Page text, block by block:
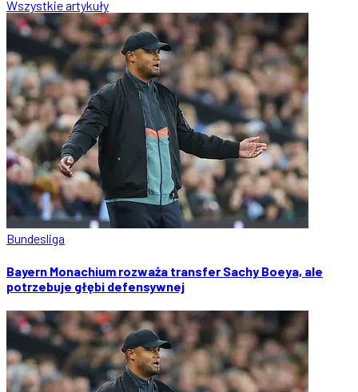
Wszystkie artykuły
Bundesliga
Bayern Monachium rozważa transfer Sachy Boeya, ale
potrzebuje głębi defensywnej